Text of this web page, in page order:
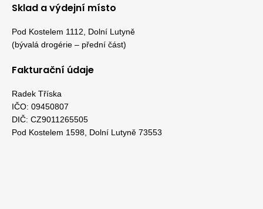
Sklad a výdejní místo
Pod Kostelem 1112, Dolní Lutyně
(bývalá drogérie – přední část)
Fakturační údaje
Radek Tříska
IČO: 09450807
DIČ: CZ9011265505
Pod Kostelem 1598, Dolní Lutyně 73553